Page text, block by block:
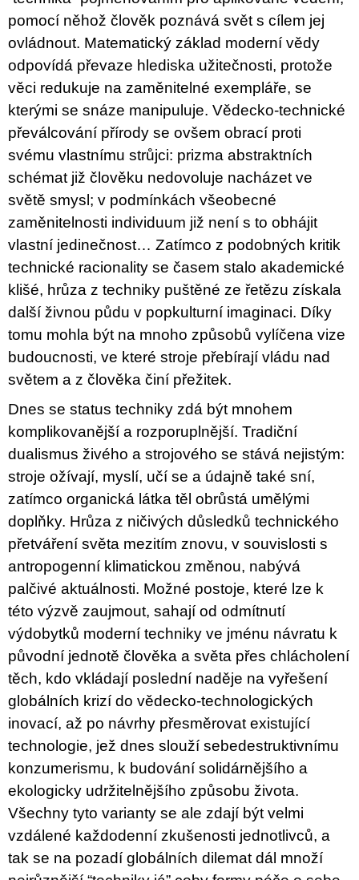
pomocí něhož člověk poznává svět s cílem jej
ovládnout. Matematický základ moderní vědy
odpovídá převaze hlediska užitečnosti, protože
věci redukuje na zaměnitelné exempláře, se
kterými se snáze manipuluje. Vědecko-technické
převálcování přírody se ovšem obrací proti
svému vlastnímu strůjci: prizma abstraktních
schémat již člověku nedovoluje nacházet ve
světě smysl; v podmínkách všeobecné
zaměnitelnosti individuum již není s to obhájit
vlastní jedinečnost… Zatímco z podobných kritik
technické racionality se časem stalo akademické
klišé, hrůza z techniky puštěné ze řetězu získala
další živnou půdu v popkulturní imaginaci. Díky
tomu mohla být na mnoho způsobů vylíčena vize
budoucnosti, ve které stroje přebírají vládu nad
světem a z člověka činí přežitek.
Dnes se status techniky zdá být mnohem
komplikovanější a rozporuplnější. Tradiční
dualismus živého a strojového se stává nejistým:
stroje ožívají, myslí, učí se a údajně také sní,
zatímco organická látka těl obrůstá umělými
doplňky. Hrůza z ničivých důsledků technického
přetváření světa mezitím znovu, v souvislosti s
antropogenní klimatickou změnou, nabývá
palčivé aktuálnosti. Možné postoje, které lze k
této výzvě zaujmout, sahají od odmítnutí
výdobytků moderní techniky ve jménu návratu k
původní jednotě člověka a světa přes chlácholení
těch, kdo vkládají poslední naděje na vyřešení
globálních krizí do vědecko-technologických
inovací, až po návrhy přesměrovat existující
technologie, jež dnes slouží sebedestruktivnímu
konzumerismu, k budování solidárnějšího a
ekologicky udržitelnějšího způsobu života.
Všechny tyto varianty se ale zdají být velmi
vzdálené každodenní zkušenosti jednotlivců, a
tak se na pozadí globálních dilemat dál množí